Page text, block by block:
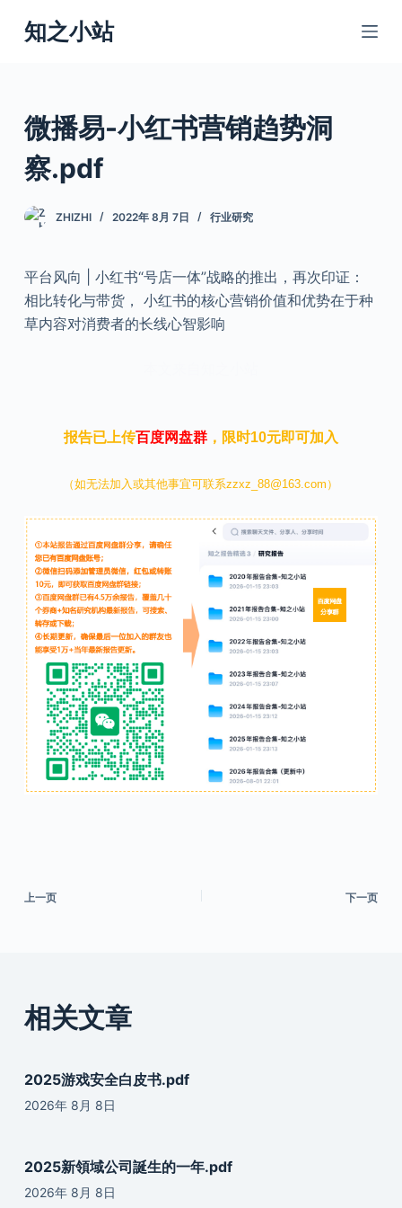
跳
过
知之小站
微播易-小红书营销趋势洞
察.pdf
ZHIZHI 2022年 8月 7日 行业研究
平台风向 | 小红书“号店一体”战略的推出，再次印证：
相比转化与带货， 小红书的核心营销价值和优势在于种
草内容对消费者的长线心智影响
报告已上传百度网盘群，限时10元即可加入
（如无法加入或其他事宜可联系zzxz_88@163.com）
上一页 下一页
相关文章
2025游戏安全白皮书.pdf
2026年 8月 8日
2025新領域公司誕生的一年.pdf
2026年 8月 8日